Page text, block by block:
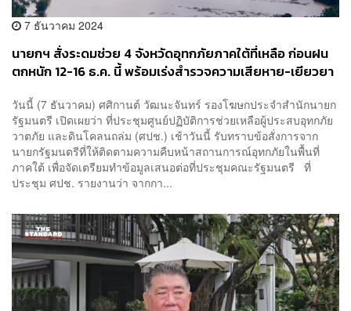
7 ธันวาคม 2024
นายกฯ สั่งระดมช่วย 4 จังหวัดอุทกภัยภาคใต้ที่เหลือ ก่อนฝน
ตกหนัก 12-16 ธ.ค. นี้ พร้อมเร่งสำรวจความเสียหาย-เยียวยา
วันนี้ (7 ธันวาคม) ศศิกานต์ วัฒนะจันทร์ รองโฆษกประจำสำนักนายก
รัฐมนตรี เปิดเผยว่า ที่ประชุมศูนย์ปฏิบัติการช่วยเหลือผู้ประสบอุทกภัย
วาตภัย และดินโคลนถล่ม (ศปช.) เช้าวันนี้ รับทราบข้อสั่งการจาก
นายกรัฐมนตรีที่ให้ติดตามความคืบหน้าสถานการณ์อุทกภัยในพื้นที่
ภาคใต้ เพื่อจัดเตรียมทำข้อมูลเสนอต่อที่ประชุมคณะรัฐมนตรี ที่
ประชุม ศปช. รายงานว่า จากกา...